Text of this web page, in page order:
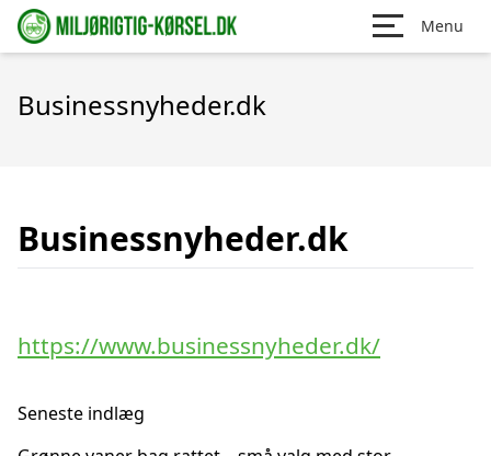
Menu
Businessnyheder.dk
Businessnyheder.dk
https://www.businessnyheder.dk/
Seneste indlæg